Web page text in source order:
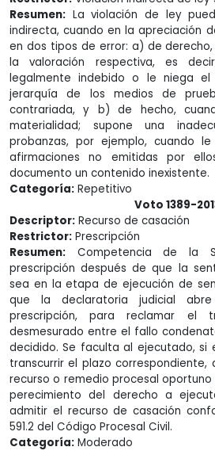
Resumen: La violación de ley
indirecta, cuando en la apreciación
en dos tipos de error: a) de
la valoración respectiva, es
legalmente indebido o le niega
jerarquía de los medios de
contrariada, y b) de hecho,
materialidad; supone una
probanzas, por ejemplo, cuando
afirmaciones no emitidas por
documento un contenido inexistente.
Categoría: Repetitivo
Voto 1389-
Descriptor: Recurso de casación
Restrictor: Prescripción
Resumen: Competencia de la
prescripción después de que la
sea en la etapa de ejecución de
que la declaratoria judicial
prescripción, para reclamar el
desmesurado entre el fallo
decidido. Se faculta al ejecutado, si
transcurrir el plazo
recurso o remedio procesal
perecimiento del derecho a
admitir el recurso de casación
591.2 del Código Procesal Civil.
Categoría: Moderado